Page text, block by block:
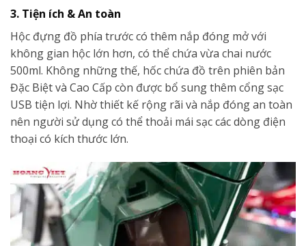
3. Tiện ích & An toàn
Hộc đựng đồ phía trước có thêm nắp đóng mở với
không gian hộc lớn hơn, có thể chứa vừa chai nước
500ml. Không những thế, hốc chứa đồ trên phiên bản
Đặc Biệt và Cao Cấp còn được bổ sung thêm cổng sạc
USB tiện lợi. Nhờ thiết kế rộng rãi và nắp đóng an toàn
nên người sử dụng có thể thoải mái sạc các dòng điện
thoại có kích thước lớn.